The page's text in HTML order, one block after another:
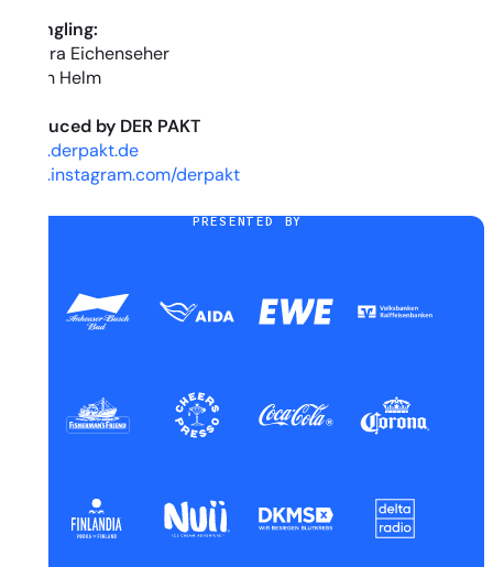
Wrangling:
Sandra Eichenseher
Robin Helm
produced by DER PAKT
www.derpakt.de
www.instagram.com/derpakt
PRESENTED BY